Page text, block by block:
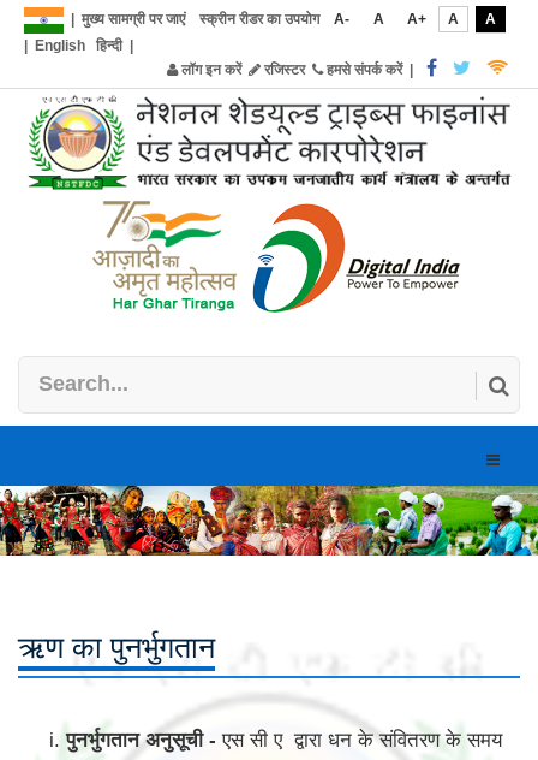
मुख्य सामग्री पर जाएं स्क्रीन रीडर का उपयोग A- A A+ A
A
English हिन्दी|
लॉग इन करें
रजिस्टर हमसे संपर्क करें|
Toggle
ऋण का पुनर्भुगतान
पुनर्भुगतान अनुसूची -एस सी ए द्वारा धन के संवितरण के समय